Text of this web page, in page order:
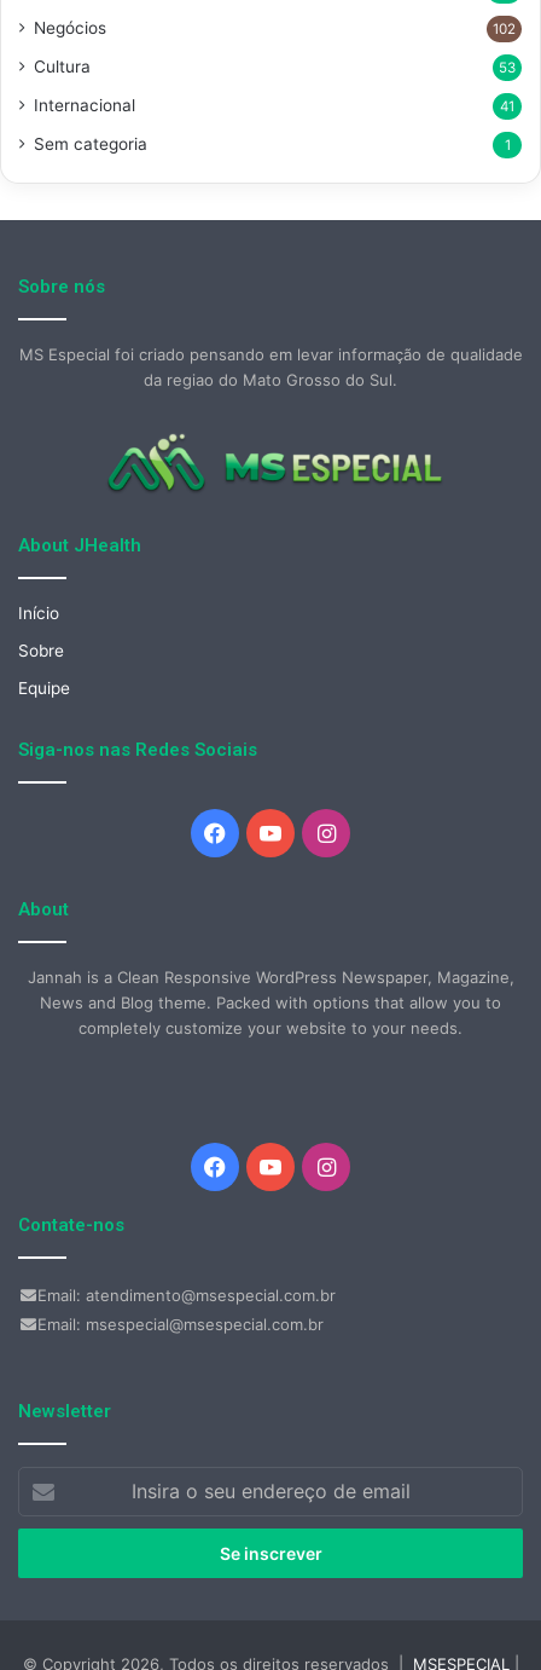
Negócios 102
Cultura 53
Internacional 41
Sem categoria 1
Sobre nós
MS Especial foi criado pensando em levar informação de qualidade
da regiao do Mato Grosso do Sul.
About JHealth
Início
Sobre
Equipe
Siga-nos nas Redes Sociais
Facebook
YouTubeInstagram
About
Jannah is a Clean Responsive WordPress Newspaper, Magazine,
News and Blog theme. Packed with options that allow you to
completely customize your website to your needs.
Facebook
YouTubeInstagram
Contate-nos
Email: atendimento@msespecial.com.br
Email: msespecial@msespecial.com.br
Newsletter
seu
de
© Copyright 2026, Todos os direitos reservados | MSESPECIAL